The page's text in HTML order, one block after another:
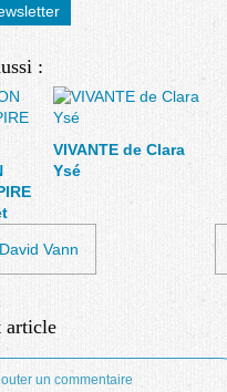
:
VIVANTE de Clara
Ysé
Vann
article
un commentaire